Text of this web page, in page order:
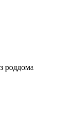
роддома